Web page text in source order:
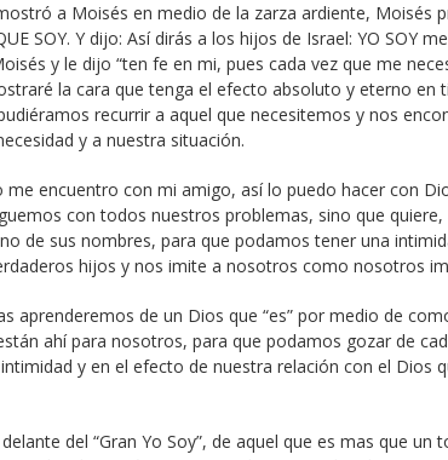
a Moisés en medio de la zarza ardiente, Moisés
SOY. Y dijo: Así dirás a los hijos de Israel: YO SOY
y le dijo “ten fe en mi, pues cada vez que me
la cara que tenga el efecto absoluto y eterno en
recurrir a aquel que necesitemos y nos
y a nuestra situación.
me encuentro con mi amigo, así lo puedo hacer con
con todos nuestros problemas, sino que
de sus nombres, para que podamos tener una
hijos y nos imite a nosotros como nosotros
aprenderemos de un Dios que “es” por medio de
ahí para nosotros, para que podamos gozar de
y en el efecto de nuestra relación con el Dios
del “Gran Yo Soy”, de aquel que es mas que